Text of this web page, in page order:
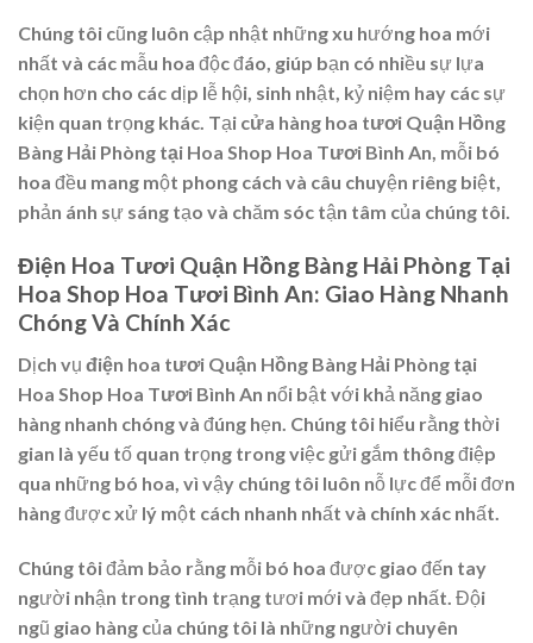
Chúng tôi cũng luôn cập nhật những xu hướng hoa mới
nhất và các mẫu hoa độc đáo, giúp bạn có nhiều sự lựa
chọn hơn cho các dịp lễ hội, sinh nhật, kỷ niệm hay các sự
kiện quan trọng khác. Tại cửa hàng hoa tươi Quận Hồng
Bàng Hải Phòng tại Hoa Shop Hoa Tươi Bình An, mỗi bó
hoa đều mang một phong cách và câu chuyện riêng biệt,
phản ánh sự sáng tạo và chăm sóc tận tâm của chúng tôi.
Điện Hoa Tươi Quận Hồng Bàng Hải Phòng Tại
Hoa Shop Hoa Tươi Bình An: Giao Hàng Nhanh
Chóng Và Chính Xác
Dịch vụ điện hoa tươi Quận Hồng Bàng Hải Phòng tại
Hoa Shop Hoa Tươi Bình An nổi bật với khả năng giao
hàng nhanh chóng và đúng hẹn. Chúng tôi hiểu rằng thời
gian là yếu tố quan trọng trong việc gửi gắm thông điệp
qua những bó hoa, vì vậy chúng tôi luôn nỗ lực để mỗi đơn
hàng được xử lý một cách nhanh nhất và chính xác nhất.
Chúng tôi đảm bảo rằng mỗi bó hoa được giao đến tay
người nhận trong tình trạng tươi mới và đẹp nhất. Đội
ngũ giao hàng của chúng tôi là những người chuyên